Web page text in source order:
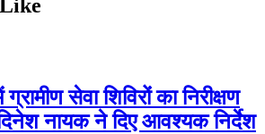
सेवा शिविरों का निरीक्षण
नायक ने दिए आवश्यक निर्देश